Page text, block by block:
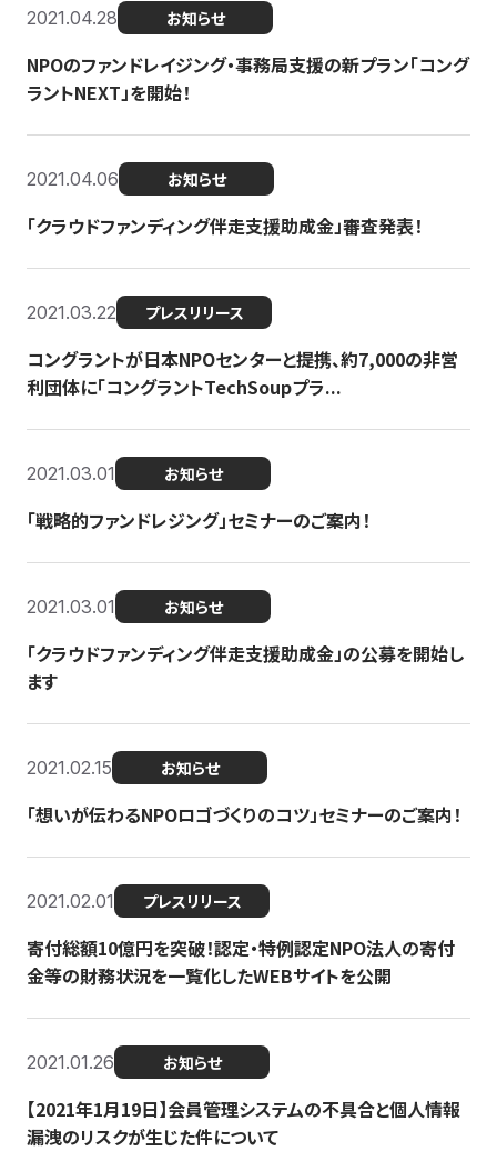
2021.04.28 お知らせ
NPOのファンドレイジング・事務局支援の新プラン「コング
ラントNEXT」を開始！
2021.04.06 お知らせ
「クラウドファンディング伴走支援助成金」審査発表！
2021.03.22 プレスリリース
コングラントが日本NPOセンターと提携、約7,000の非営
利団体に「コングラントTechSoupプラ...
2021.03.01 お知らせ
「戦略的ファンドレジング」セミナーのご案内！
2021.03.01 お知らせ
「クラウドファンディング伴走支援助成金」の公募を開始し
ます
2021.02.15 お知らせ
「想いが伝わるNPOロゴづくりのコツ」セミナーのご案内！
2021.02.01 プレスリリース
寄付総額10億円を突破！認定・特例認定NPO法人の寄付
金等の財務状況を一覧化したWEBサイトを公開
2021.01.26 お知らせ
【2021年1月19日】会員管理システムの不具合と個人情報
漏洩のリスクが生じた件について